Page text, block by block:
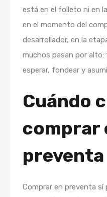
está en el folleto ni en
en el momento del
desarrollador, en la
muchos pasan por alto:
esperar, fondear y
Cuándo
comprar
preventa
Comprar en preventa